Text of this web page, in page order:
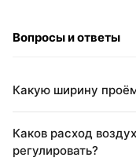
Вопросы и ответы
Какую ширину
Каков расход
регулировать?